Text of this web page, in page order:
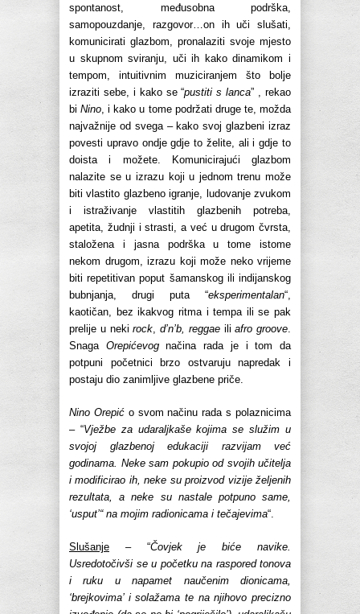
spontanost, međusobna podrška,
samopouzdanje, razgovor…on ih uči slušati,
komunicirati glazbom, pronalaziti svoje mjesto
u skupnom sviranju, uči ih kako dinamikom i
tempom, intuitivnim muziciranjem što bolje
izraziti sebe, i kako se “pustiti s lanca” , rekao
biNino , i kako u tome podržati druge te, možda
najvažnije od svega – kako svoj glazbeni izraz
povesti upravo ondje gdje to želite, ali i gdje to
doista i možete. Komunicirajući glazbom
nalazite se u izrazu koji u jednom trenu može
biti vlastito glazbeno igranje, ludovanje zvukom
i istraživanje vlastitih glazbenih potreba,
apetita, žudnji i strasti, a već u drugom čvrsta,
staložena i jasna podrška u tome istome
nekom drugom, izrazu koji može neko vrijeme
biti repetitivan poput šamanskog ili indijanskog
bubnjanja, drugi puta “eksperimentalan“,
kaotičan, bez ikakvog ritma i tempa ili se pak
prelije u nekirock d’n’b, reggaeiliafro groove
Snaga Orepićevognačina rada je i tom da
potpuni početnici brzo ostvaruju napredak i
postaju dio zanimljive glazbene priče.
Nino Orepićo svom načinu rada s polaznicima
– “Vježbe za udaraljkaše kojima se služim u
svojoj glazbenoj edukaciji razvijam već
godinama. Neke sam pokupio od svojih učitelja
i modificirao ih, neke su proizvod vizije željenih
rezultata, a neke su nastale potpuno same,
‘usput’“ na mojim radionicama i tečajevima“.
Slušanje – “Čovjek je biće navike.
Usredotočivši se u početku na raspored tonova
i ruku u napamet naučenim dionicama,
‘brejkovima’ i solažama te na njihovo precizno